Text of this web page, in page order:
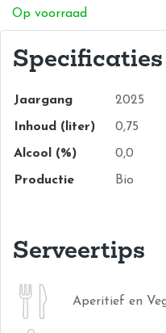
Op voorraad
Specificaties
Jaargang 2025
Inhoud (liter) 0,75
Alcool (%) 0,0
Productie Bio
Serveertips
Aperitief en